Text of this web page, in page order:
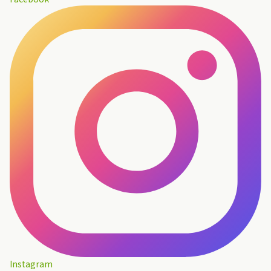
Instagram